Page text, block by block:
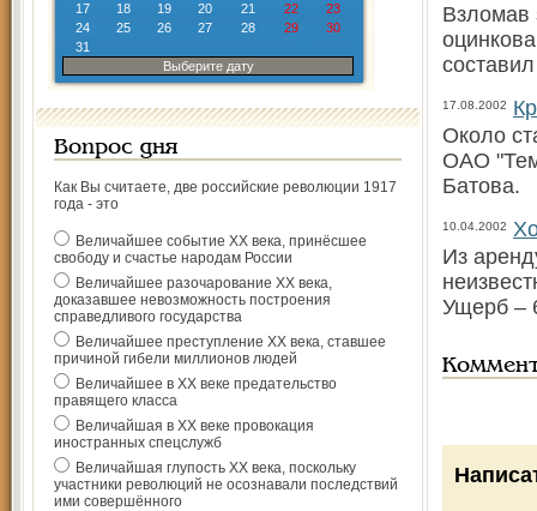
17
18 19 20 21 22
23
24
25 26 27 28 29
30
31
Выберите дату
Вопрос дня
Как Вы считаете, две российские революции 1917
года - это
Величайшее событие ХХ века, принёсшее
свободу и счастье народам России
Величайшее разочарование ХХ века,
доказавшее невозможность построения
справедливого государства
Величайшее преступление ХХ века, ставшее
причиной гибели миллионов людей
Величайшее в ХХ веке предательство
правящего класса
Величайшая в ХХ веке провокация
иностранных спецслужб
Величайшая глупость ХХ века, поскольку
участники революций не осознавали последствий
ими совершённого
Взломав
17.08.2002
Около
ОАО
Батова.
10.04.2002
Из
Ущерб –